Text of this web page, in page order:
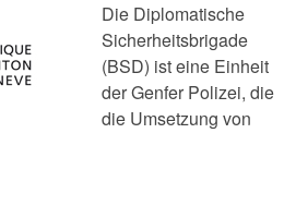
Die Diplomatische
Sicherheitsbrigade
(BSD) ist eine Einheit
der Genfer Polizei, die
die Umsetzung von